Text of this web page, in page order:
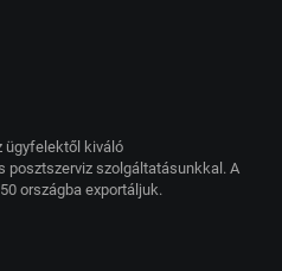
ügyfelektől kiváló
szolgáltatásunkkal. A
országba exportáljuk.